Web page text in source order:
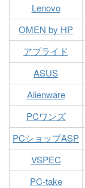
Lenovo
OMEN by HP
アプライド
ASUS
Alienware
PCワンズ
PCショップASP
VSPEC
PC-take